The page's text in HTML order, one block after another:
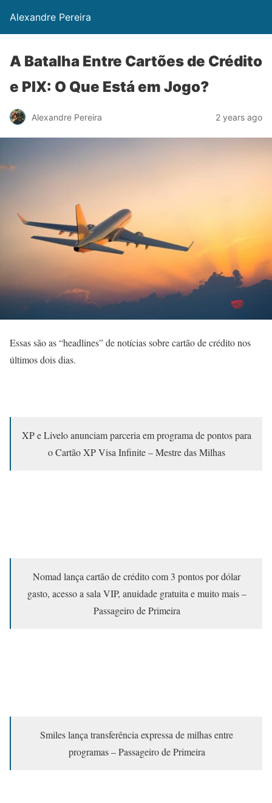
Alexandre Pereira
A Batalha Entre Cartões de Crédito
e PIX: O Que Está em Jogo?
Alexandre Pereira 2 years ago
Essas são as “headlines” de notícias sobre cartão de crédito nos
últimos dois dias.
XP e Livelo anunciam parceria em programa de pontos para
o Cartão XP Visa Infinite – Mestre das Milhas
Nomad lança cartão de crédito com 3 pontos por dólar
gasto, acesso a sala VIP, anuidade gratuita e muito mais –
Passageiro de Primeira
Smiles lança transferência expressa de milhas entre
programas – Passageiro de Primeira